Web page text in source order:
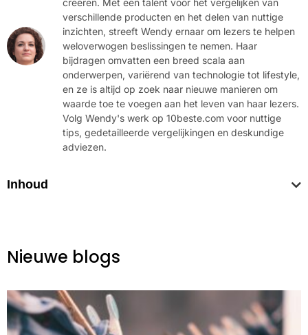
creëren. Met een talent voor het vergelijken van
verschillende producten en het delen van nuttige
inzichten, streeft Wendy ernaar om lezers te helpen
weloverwogen beslissingen te nemen. Haar
bijdragen omvatten een breed scala aan
onderwerpen, variërend van technologie tot lifestyle,
en ze is altijd op zoek naar nieuwe manieren om
waarde toe te voegen aan het leven van haar lezers.
Volg Wendy's werk op 10beste.com voor nuttige
tips, gedetailleerde vergelijkingen en deskundige
adviezen.
Inhoud
Nieuwe blogs